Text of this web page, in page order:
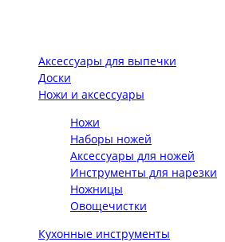
Аксессуары для выпечки
Доски
Ножи и аксессуары
Ножи
Наборы ножей
Аксессуары для ножей
Инструменты для нарезки
Ножницы
Овощечистки
Кухонные инструменты